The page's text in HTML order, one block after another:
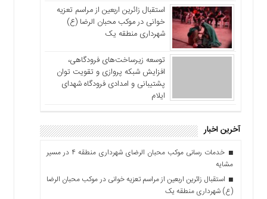
استقبال زائرین اربعین از مراسم تعزیه
خوانی در موکب محبان الرضا (ع)
شهرداری منطقه یک
توسعه زیرساخت‌های فرودگاهی،
افزایش شبکه پروازی و تقویت توان
پشتیبانی و امدادی فرودگاه شهدای
ایلام
آخرین اخبار
خدمات رسانی موکب محبان الرضای شهرداری منطقه ۴ در مسیر
مشایه
استقبال زائرین اربعین از مراسم تعزیه خوانی در موکب محبان الرضا
(ع) شهرداری منطقه یک